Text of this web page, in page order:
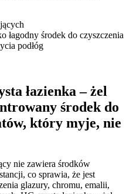
łagodny środek do czyszczenia
podłóg
łazienka – żel
środek do
który myje, nie
nie zawiera środków
co sprawia, że jest
glazury, chromu, emalii,